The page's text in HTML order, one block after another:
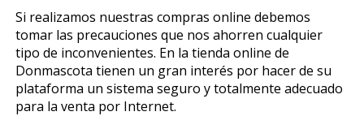
Si realizamos nuestras compras online debemos
tomar las precauciones que nos ahorren cualquier
tipo de inconvenientes. En la tienda online de
Donmascota tienen un gran interés por hacer de su
plataforma un sistema seguro y totalmente adecuado
para la venta por Internet.